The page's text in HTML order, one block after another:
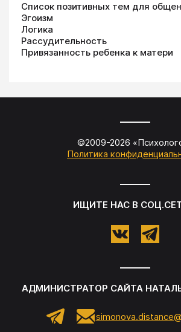
Список позитивных тем для
Эгоизм
Логика
Рассудительность
Привязанность ребенка к матери
©2009-2026 «
Политика
ИЩИТЕ НАС В
АДМИНИСТРАТОР САЙТА